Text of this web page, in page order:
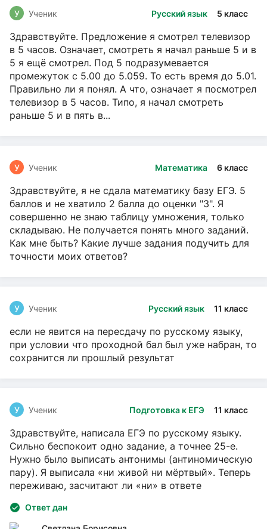
Русский язык 5 класс
У Ученик
Здравствуйте. Предложение я смотрел телевизор
в 5 часов. Означает, смотреть я начал раньше 5 и в
5 я ещё смотрел. Под 5 подразумевается
промежуток с 5.00 до 5.059. То есть время до 5.01.
Правильно ли я понял. А что, означает я посмотрел
телевизор в 5 часов. Типо, я начал смотреть
раньше 5 и в пять в...
Математика 6 класс
У Ученик
Здравствуйте, я не сдала математику базу ЕГЭ. 5
баллов и не хватило 2 балла до оценки "3". Я
совершенно не знаю таблицу умножения, только
складываю. Не получается понять много заданий.
Как мне быть? Какие лучше задания подучить для
точности моих ответов?
Русский язык 11 класс
У Ученик
если не явится на пересдачу по русскому языку,
при условии что проходной бал был уже набран, то
сохранится ли прошлый результат
Подготовка к ЕГЭ 11 класс
У Ученик
Здравствуйте, написала ЕГЭ по русскому языку.
Сильно беспокоит одно задание, а точнее 25-е.
Нужно было выписать антонимы (антиномическую
пару). Я выписала «ни живой ни мёртвый». Теперь
переживаю, засчитают ли «ни» в ответе
Ответ дан